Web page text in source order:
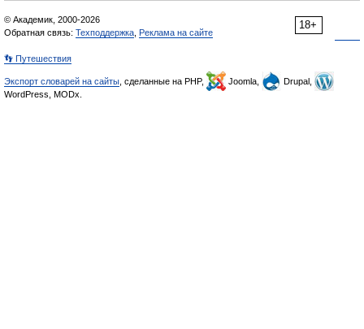
18+
© Академик, 2000-2026
Обратная связь: Техподдержка Реклама на сайте
👣 Путешествия
Экспорт словарей на сайты , сделанные на PHP, Joomla,
Drupal,
WordPress, MODx.